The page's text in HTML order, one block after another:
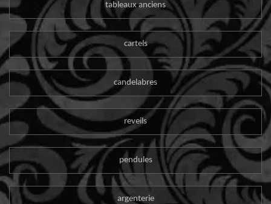
tableaux anciens
cartels
candelabres
reveils
pendules
argenterie